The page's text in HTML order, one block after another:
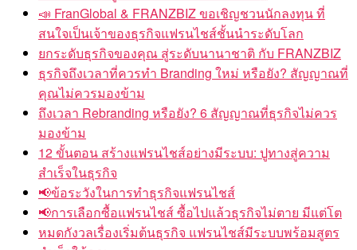
📣 FranGlobal & FRANZBIZ ขอเชิญชวนนักลงทุน ที่
สนใจเป็นเจ้าของธุรกิจแฟรนไชส์ชั้นนำระดับโลก
ยกระดับธุรกิจของคุณ สู่ระดับนานาชาติ กับ FRANZBIZ
ธุรกิจถึงเวลาที่ควรทำ Branding ใหม่ หรือยัง? สัญญาณที่
คุณไม่ควรมองข้าม
ถึงเวลา Rebranding หรือยัง? 6 สัญญาณที่ธุรกิจไม่ควร
มองข้าม
12 ขั้นตอน สร้างแฟรนไชส์อย่างมีระบบ: ปูทางสู่ความ
สำเร็จในธุรกิจ
📢ข้อระวังในการทำธุรกิจแฟรนไชส์
📢การเลือกซื้อแฟรนไชส์ ซื้อไปแล้วธุรกิจไม่ตาย มีแต่โต
หมดกังวลเรื่องเริ่มต้นธุรกิจ แฟรนไชส์มีระบบพร้อมสูตร